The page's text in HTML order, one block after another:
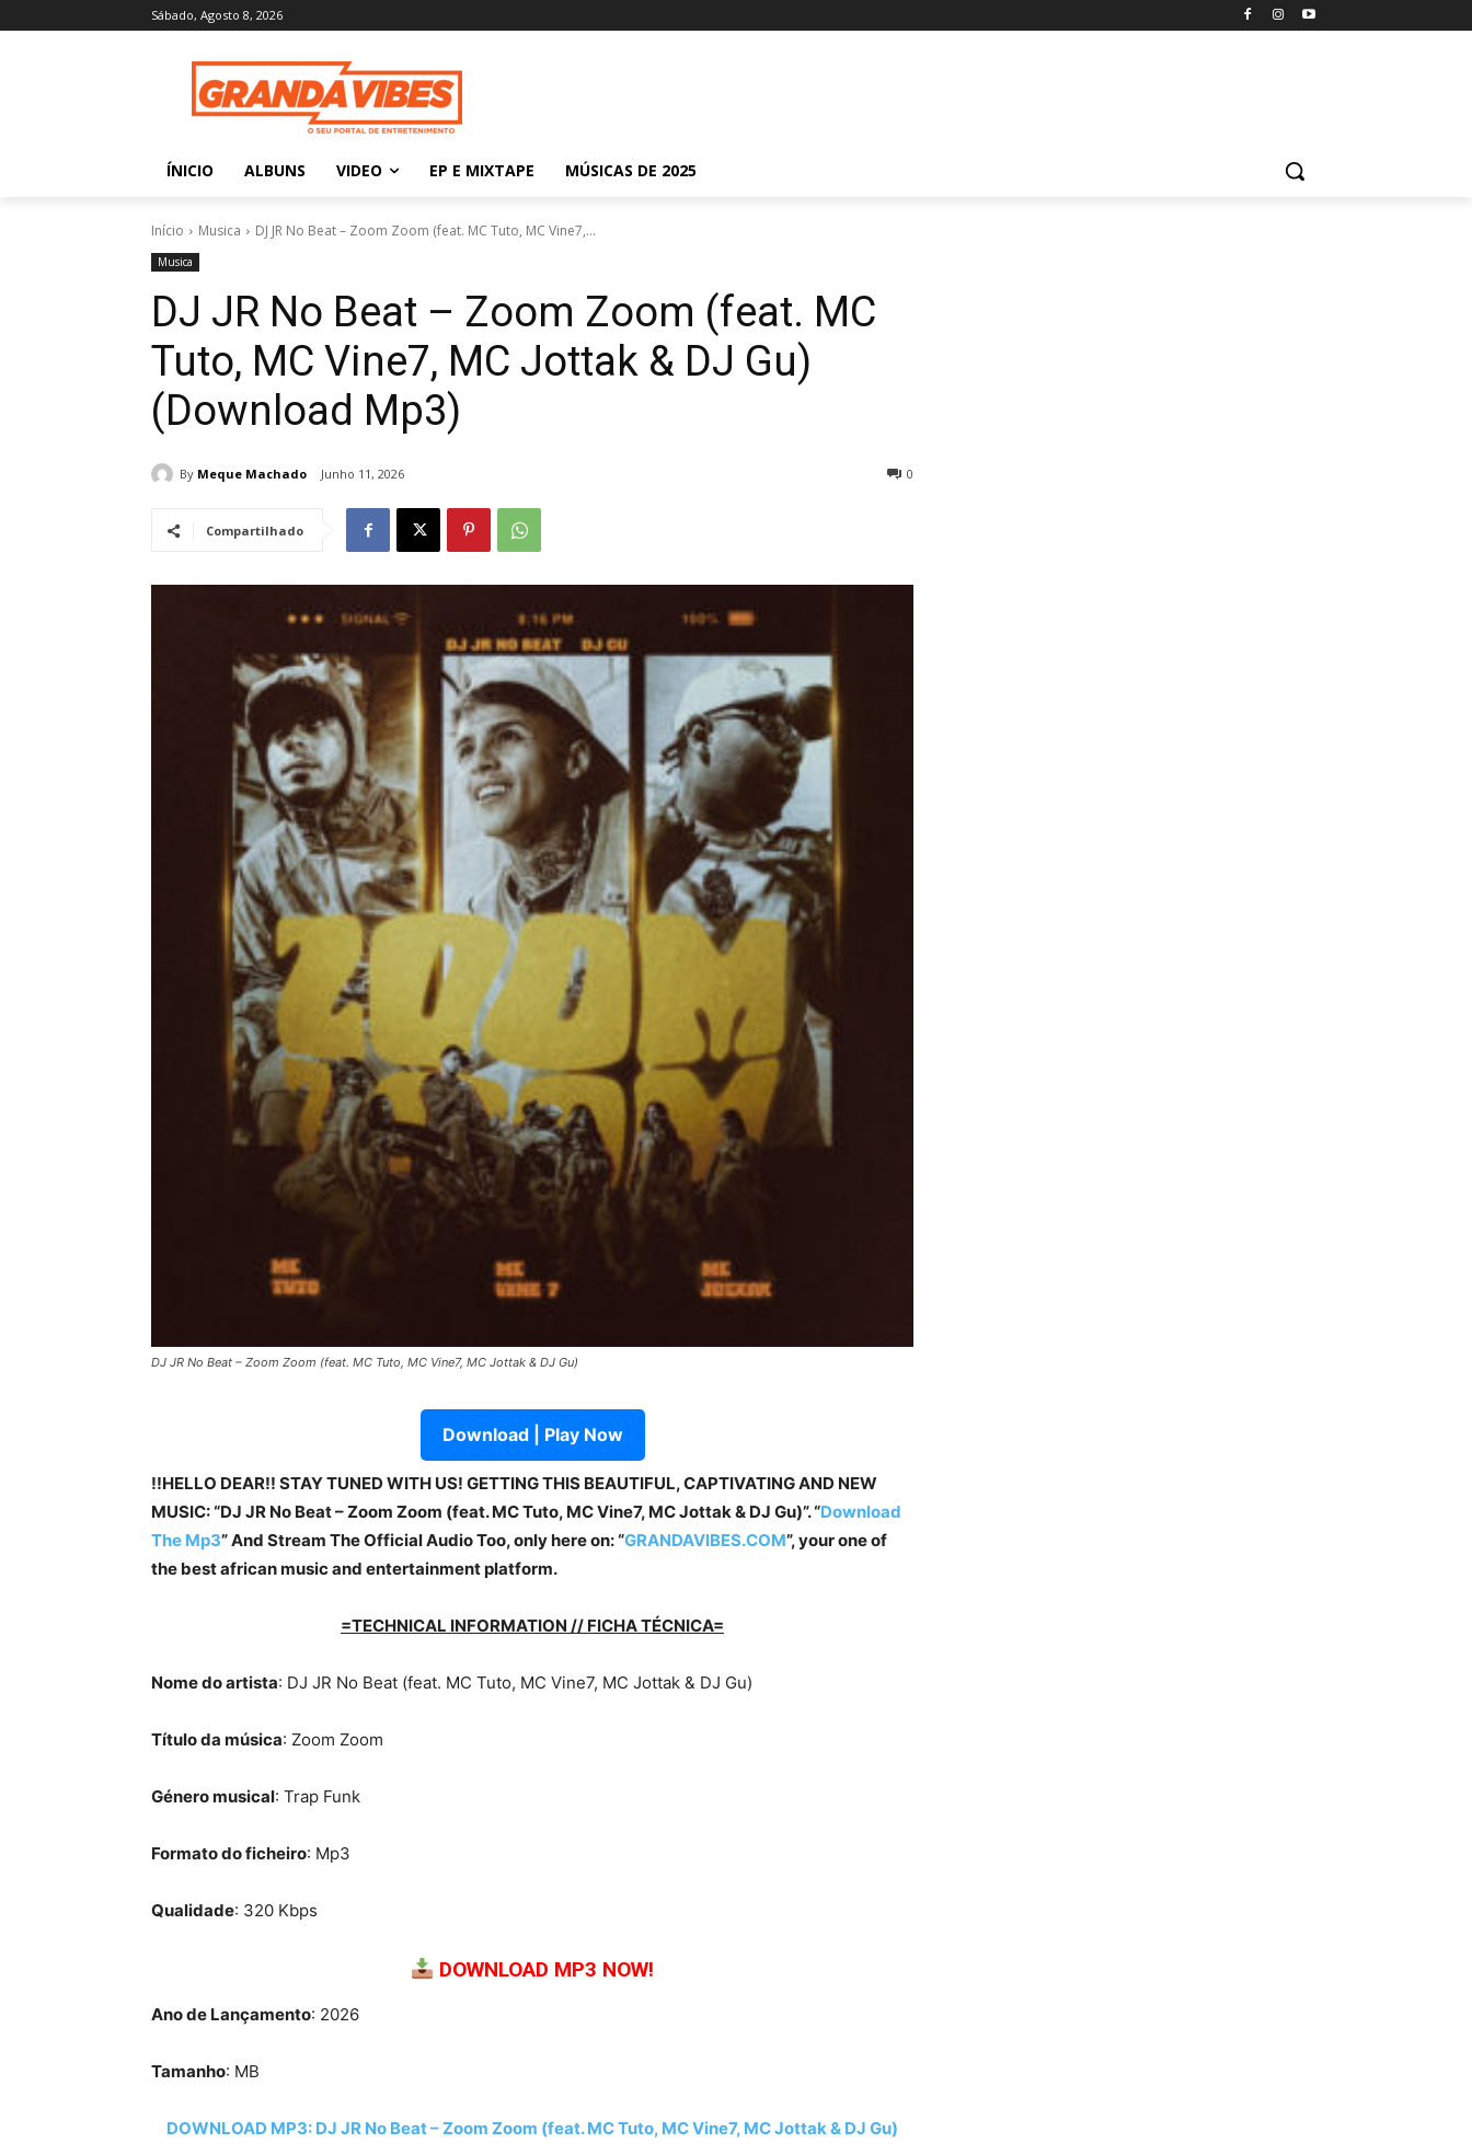
Sábado, Agosto 8, 2026
ÍNICIO ALBUNS VIDEO EP E MIXTAPE MÚSICAS DE 2025
Início Musica DJ JR No Beat – Zoom Zoom (feat. MC Tuto, MC Vine7,...
Musica
DJ JR No Beat – Zoom Zoom (feat. MC
Tuto, MC Vine7, MC Jottak & DJ Gu)
(Download Mp3)
By Meque Machado Junho 11, 2026 0
Compartilhado
DJ JR No Beat – Zoom Zoom (feat. MC Tuto, MC Vine7, MC Jottak & DJ Gu)
Download | Play Now
!!HELLO DEAR!! STAY TUNED WITH US! GETTING THIS BEAUTIFUL, CAPTIVATING AND NEW
MUSIC: “DJ JR No Beat – Zoom Zoom (feat. MC Tuto, MC Vine7, MC Jottak & DJ Gu)”. “Download
The Mp3” And Stream The Official Audio Too, only here on: “GRANDAVIBES.COM”, your one of
the best african music and entertainment platform.
=TECHNICAL INFORMATION // FICHA TÉCNICA=
Nome do artista: DJ JR No Beat (feat. MC Tuto, MC Vine7, MC Jottak & DJ Gu)
Título da música: Zoom Zoom
Género musical: Trap Funk
Formato do ficheiro: Mp3
Qualidade: 320 Kbps
DOWNLOAD MP3 NOW!
Ano de Lançamento: 2026
Tamanho: MB
DOWNLOAD MP3: DJ JR No Beat – Zoom Zoom (feat. MC Tuto, MC Vine7, MC Jottak & DJ Gu)